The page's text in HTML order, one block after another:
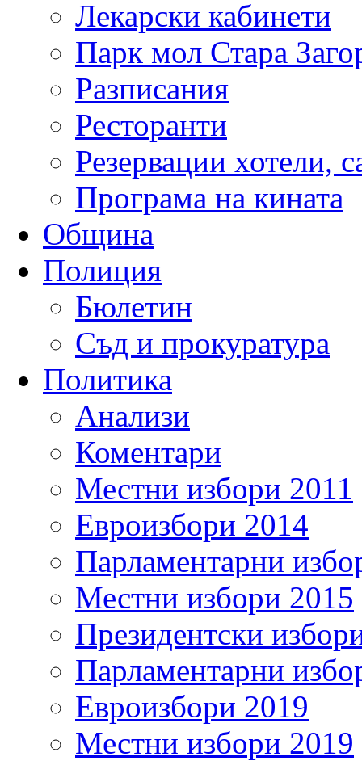
Лекарски кабинети
Парк мол Стара
Разписания
Ресторанти
Резервации хотели,
Програма на кината
Община
Полиция
Бюлетин
Съд и прокуратура
Политика
Анализи
Коментари
Местни избори 2011
Евроизбори 2014
Парламентарни
Местни избори 2015
Президентски
Парламентарни
Евроизбори 2019
Местни избори 2019